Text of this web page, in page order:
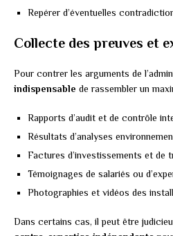
Repérer d’éventuelles
Collecte des preuves et
Pour contrer les arguments de
indispensable de rassembler un
Rapports d’audit et de contrôle
Résultats d’analyses
Factures d’investissements et de
Témoignages de salariés ou
Photographies et vidéos des
Dans certains cas, il peut être